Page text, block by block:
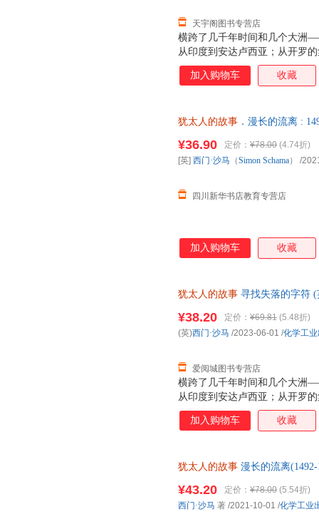
横跨了几千年时间和几个大洲
从印度到安达卢西亚；从开罗
新月沃土的文明与冲突…… ＊
奖、W.H.史密斯文学奖、全美
众多国内名家学者诚意推荐
学格来泽犹太文化研究所所长
校长 ＊版权热销全球20多个国
天宇阁图书专营店
加入购物车 收藏
犹太人的故事 ．漫长的流离 :
¥36.90 定价： ¥78.00 (4.74折)
四川新华书店教育专营店
[英] 西门·沙马 （Simon Schama） /
加入购物车 收藏
犹太人的故事 寻找失落的字符
客服！
横跨了几千年时间和几个大洲
从印度到安达卢西亚；从开罗
新月沃土的文明与冲突…… ＊
奖、W.H.史密斯文学奖、全美
众多国内名家学者诚意推荐
学格来泽犹太文化研究所所长
校长 ＊版权热销全球20多个国
¥38.20 定价： ¥69.81 (5.48折)
爱阅城图书专营店
(英)西门·沙马 /2023-06-01 /化学工
加入购物车 收藏
犹太人的故事 漫长的流离
惠
¥43.20 定价： ¥78.00 (5.54折)
西门·沙马 著 /2021-10-01 /化学工业